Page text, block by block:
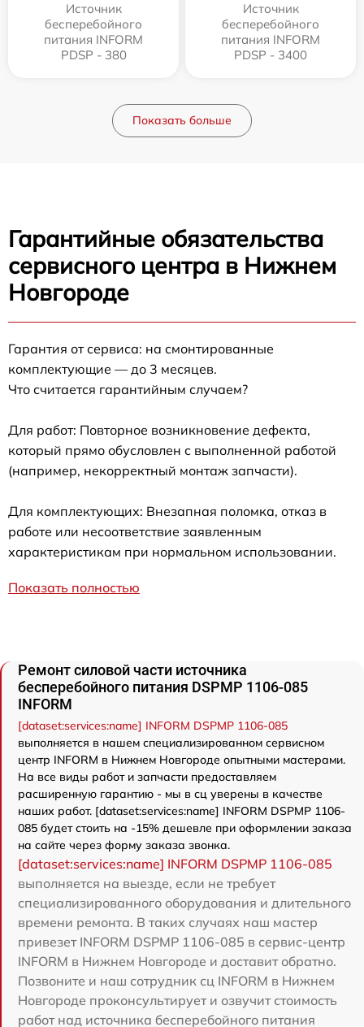
Источник
бесперебойного
питания INFORM
PDSP - 380
Источник
бесперебойного
питания INFORM
PDSP - 3400
Показать больше
Гарантийные обязательства
сервисного центра в Нижнем
Новгороде
Гарантия от сервиса: на смонтированные
комплектующие — до 3 месяцев.
Что считается гарантийным случаем?
Для работ: Повторное возникновение дефекта,
который прямо обусловлен с выполненной работой
(например, некорректный монтаж запчасти).
Для комплектующих: Внезапная поломка, отказ в
работе или несоответствие заявленным
характеристикам при нормальном использовании.
Показать полностью
Ремонт силовой части источника
бесперебойного питания DSPMP 1106-085
INFORM
[dataset:services:name] INFORM DSPMP 1106-085
выполняется в нашем специализированном сервисном
центр INFORM в Нижнем Новгороде опытными мастерами.
На все виды работ и запчасти предоставляем
расширенную гарантию - мы в сц уверены в качестве
наших работ. [dataset:services:name] INFORM DSPMP 1106-
085 будет стоить на -15% дешевле при оформлении заказа
на сайте через форму заказа звонка.
[dataset:services:name] INFORM DSPMP 1106-085
выполняется на выезде, если не требует
специализированного оборудования и длительного
времени ремонта. В таких случаях наш мастер
привезет INFORM DSPMP 1106-085 в сервис-центр
INFORM в Нижнем Новгороде и доставит обратно.
Позвоните и наш сотрудник сц INFORM в Нижнем
Новгороде проконсультирует и озвучит стоимость
работ над источника бесперебойного питания